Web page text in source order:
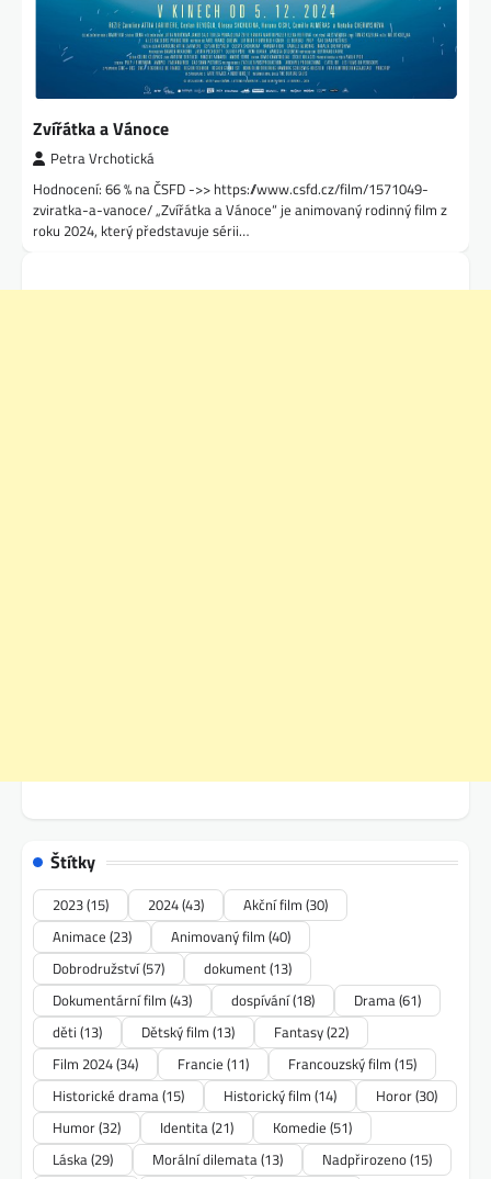
Zvířátka a Vánoce
Petra Vrchotická
Hodnocení: 66 % na ČSFD ->> https://www.csfd.cz/film/1571049-
zviratka-a-vanoce/ „Zvířátka a Vánoce“ je animovaný rodinný film z
roku 2024, který představuje sérii…
Štítky
2023(15) 2024(43) Akční film (30)
Animace (23) Animovaný film (40)
Dobrodružství(57) dokument(13)
Dokumentární film (43) dospívání(18) Drama(61)
děti (13) Dětský film (13) Fantasy(22)
Film 2024(34) Francie (11) Francouzský film (15)
Historické drama(15) Historický film (14) Horor(30)
Humor(32) Identita(21) Komedie (51)
Láska(29) Morální dilemata(13) Nadpřirozeno(15)